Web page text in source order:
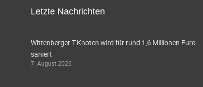
Letzte Nachrichten
Wittenberger T-Knoten wird für rund 1,6 Millionen Euro
saniert
7. August 2026